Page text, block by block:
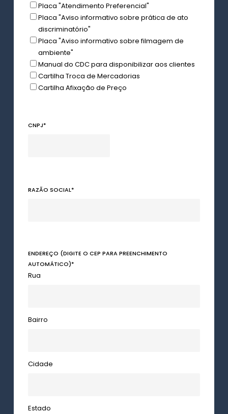
Placa "Atendimento Preferencial"
Placa "Aviso informativo sobre prática de ato
discriminatório"
Placa "Aviso informativo sobre filmagem de
ambiente"
Manual do CDC para disponibilizar aos clientes
Cartilha Troca de Mercadorias
Cartilha Afixação de Preço
CNPJ*
RAZÃO SOCIAL*
ENDEREÇO (DIGITE O CEP PARA PREENCHIMENTO
AUTOMÁTICO)*
Rua
Bairro
Cidade
Estado